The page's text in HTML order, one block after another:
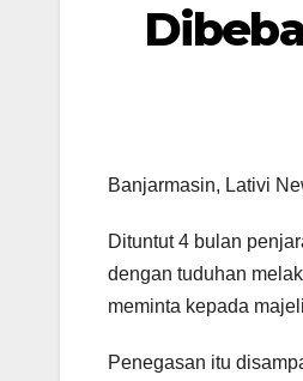
Banjarmasin, Lativi
Dituntut 4 bulan
dengan tuduhan
meminta kepada
Penegasan itu